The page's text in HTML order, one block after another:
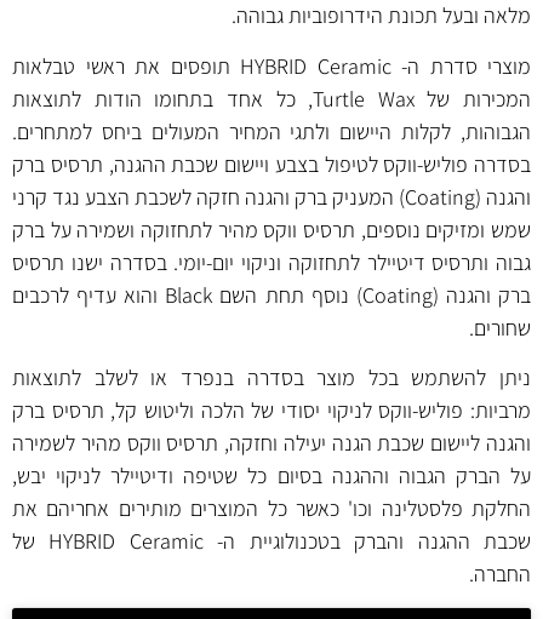
מלאה ובעל תכונת הידרופוביות גבוהה.
מוצרי סדרת ה- HYBRID Ceramic תופסים את ראשי טבלאות
המכירות של Turtle Wax, כל אחד בתחומו הודות לתוצאות
הגבוהות, לקלות היישום ולתגי המחיר המעולים ביחס למתחרים.
בסדרה פוליש-ווקס לטיפול בצבע ויישום שכבת ההגנה, תרסיס ברק
והגנה (Coating)
המעניק ברק והגנה חזקה לשכבת הצבע נגד קרני
שמש ומזיקים נוספים, תרסיס ווקס מהיר לתחזוקה ושמירה על ברק
גבוה ותרסיס דיטיילר לתחזוקה וניקוי יום-יומי. בסדרה ישנו תרסיס
ברק והגנה (Coating) נוסף תחת השם Black
והוא עדיף לרכבים
שחורים.
ניתן להשתמש בכל מוצר בסדרה בנפרד או לשלב לתוצאות
מרביות: פוליש-ווקס לניקוי יסודי של הלכה וליטוש קל, תרסיס ברק
והגנה ליישום שכבת הגנה יעילה וחזקה, תרסיס ווקס מהיר לשמירה
על הברק הגבוה וההגנה בסיום כל שטיפה ודיטיילר לניקוי יבש,
החלקת פלסטלינה וכו' כאשר כל המוצרים מותירים אחריהם את
שכבת ההגנה והברק בטכנולוגיית ה- HYBRID Ceramic של
החברה.